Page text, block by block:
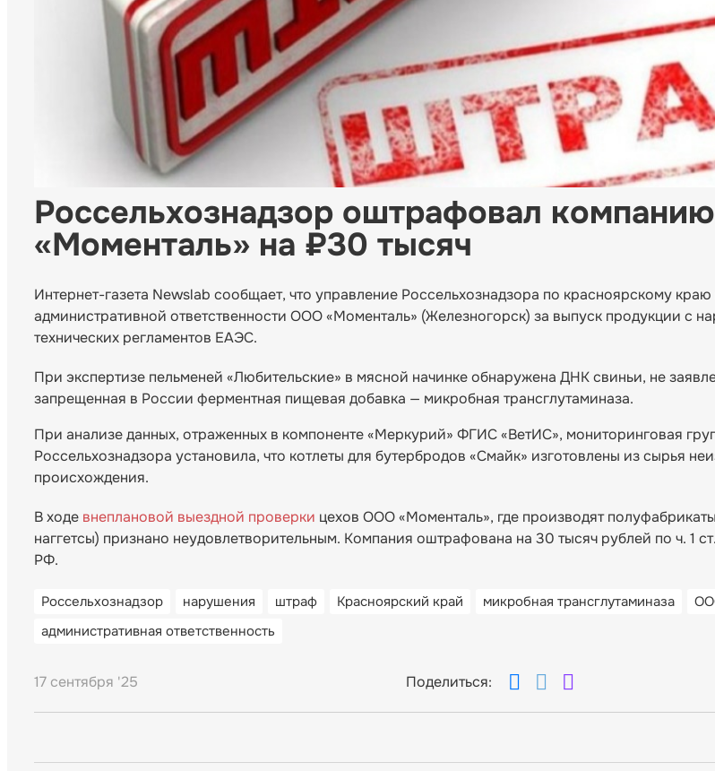
Россельхознадзор оштрафовал компанию
«Моменталь» на ₽30 тысяч
Интернет-газета Newslab сообщает, что управление Россельхознадзора по красноярскому
административной ответственности ООО «Моменталь» (Железногорск) за выпуск продукции с
технических регламентов ЕАЭС.
При экспертизе пельменей «Любительские» в мясной начинке обнаружена ДНК свиньи, не
запрещенная в России ферментная пищевая добавка — микробная трансглутаминаза.
При анализе данных, отраженных в компоненте «Меркурий» ФГИС «ВетИС», мониторинговая
Россельхознадзора установила, что котлеты для бутербродов «Смайк» изготовлены из сырья
происхождения.
В ходе внеплановой выездной проверки цехов ООО «Моменталь», где производят
наггетсы) признано неудовлетворительным. Компания оштрафована на 30 тысяч рублей по ч. 1
РФ.
Россельхознадзор нарушения штраф Красноярский край микробная трансглутаминаза
административная ответственность
17 сентября '25 Поделиться: